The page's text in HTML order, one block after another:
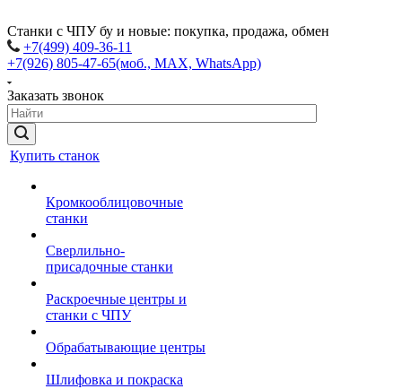
Станки с ЧПУ бу и новые: покупка, продажа, обмен
+7(499) 409-36-11
+7(926) 805-47-65(моб., MAX, WhatsApp)
Заказать звонок
Купить станок
Кромкооблицовочные
станки
Сверлильно-
присадочные станки
Раскроечные центры и
станки с ЧПУ
Обрабатывающие центры
Шлифовка и покраска